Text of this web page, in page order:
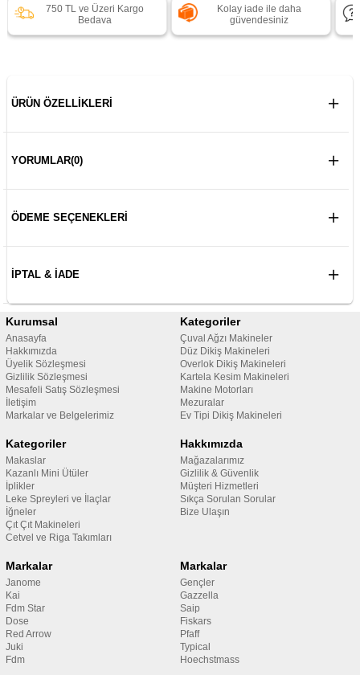
750 TL ve Üzeri Kargo
Bedava
Kolay iade ile daha
güvendesiniz
ÜRÜN ÖZELLIKLERI
YORUMLAR(0)
ÖDEME SEÇENEKLERI
İPTAL & İADE
Kurumsal
Anasayfa
Hakkımızda
Üyelik Sözleşmesi
Gizlilik Sözleşmesi
Mesafeli Satış Sözleşmesi
İletişim
Markalar ve Belgelerimiz
Kategoriler
Çuval Ağzı Makineler
Düz Dikiş Makineleri
Overlok Dikiş Makineleri
Kartela Kesim Makineleri
Makine Motorları
Mezuralar
Ev Tipi Dikiş Makineleri
Kategoriler
Makaslar
Kazanlı Mini Ütüler
İplikler
Leke Spreyleri ve İlaçlar
İğneler
Çıt Çıt Makineleri
Cetvel ve Riga Takımları
Hakkımızda
Mağazalarımız
Gizlilik & Güvenlik
Müşteri Hizmetleri
Sıkça Sorulan Sorular
Bize Ulaşın
Markalar
Janome
Kai
Fdm Star
Dose
Red Arrow
Juki
Fdm
Markalar
Gençler
Gazzella
Saip
Fiskars
Pfaff
Typical
Hoechstmass